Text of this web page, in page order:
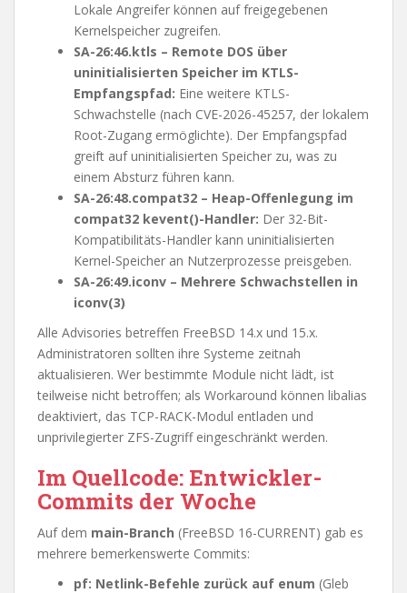
Lokale Angreifer können auf freigegebenen
Kernelspeicher zugreifen.
SA-26:46.ktls – Remote DOS über
uninitialisierten Speicher im KTLS-
Empfangspfad: Eine weitere KTLS-
Schwachstelle (nach CVE-2026-45257, der lokalem
Root-Zugang ermöglichte). Der Empfangspfad
greift auf uninitialisierten Speicher zu, was zu
einem Absturz führen kann.
SA-26:48.compat32 – Heap-Offenlegung im
compat32 kevent()-Handler: Der 32-Bit-
Kompatibilitäts-Handler kann uninitialisierten
Kernel-Speicher an Nutzerprozesse preisgeben.
SA-26:49.iconv – Mehrere Schwachstellen in
iconv(3)
Alle Advisories betreffen FreeBSD 14.x und 15.x.
Administratoren sollten ihre Systeme zeitnah
aktualisieren. Wer bestimmte Module nicht lädt, ist
teilweise nicht betroffen; als Workaround können libalias
deaktiviert, das TCP-RACK-Modul entladen und
unprivilegierter ZFS-Zugriff eingeschränkt werden.
Im Quellcode: Entwickler-
Commits der Woche
Auf dem main-Branch (FreeBSD 16-CURRENT) gab es
mehrere bemerkenswerte Commits:
pf: Netlink-Befehle zurück auf enum (Gleb